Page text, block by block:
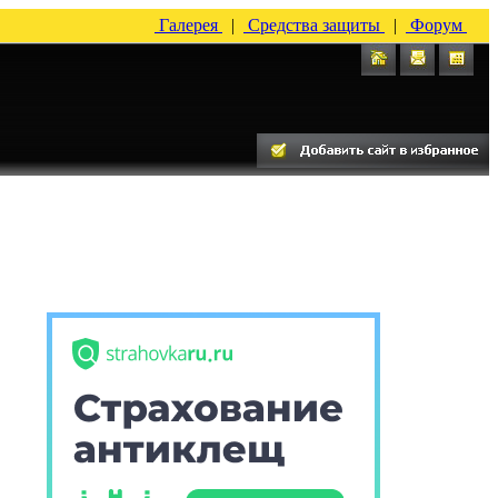
Галерея | Средства защиты | Форум